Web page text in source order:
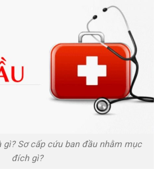
gì? Sơ cấp cứu ban đầu nhằm mục
đích gì?